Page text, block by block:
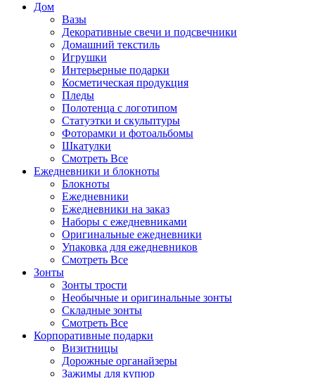
Дом
Вазы
Декоративные свечи и подсвечники
Домашний текстиль
Игрушки
Интерьерные подарки
Косметическая продукция
Пледы
Полотенца с логотипом
Статуэтки и скульптуры
Фоторамки и фотоальбомы
Шкатулки
Смотреть Все
Ежедневники и блокноты
Блокноты
Ежедневники
Ежедневники на заказ
Наборы с ежедневниками
Оригинальные ежедневники
Упаковка для ежедневников
Смотреть Все
Зонты
Зонты трости
Необычные и оригинальные зонты
Складные зонты
Смотреть Все
Корпоративные подарки
Визитницы
Дорожные органайзеры
Зажимы для купюр